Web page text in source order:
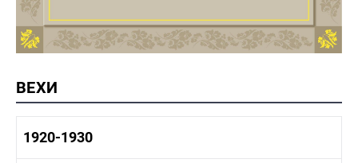
ВЕХИ
1920-1930